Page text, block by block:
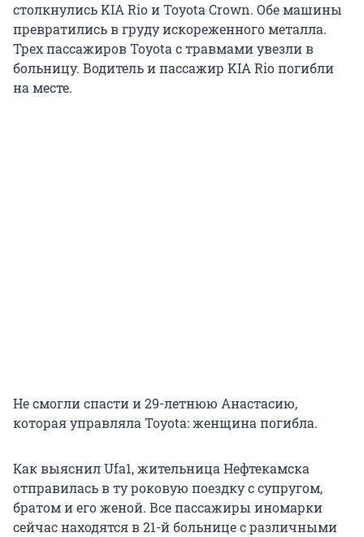
столкнулись KIA Rio и Toyota Crown. Обе машины
превратились в груду искореженного металла.
Трех пассажиров Toyota с травмами увезли в
больницу. Водитель и пассажир KIA Rio погибли
на месте.
Не смогли спасти и 29-летнюю Анастасию,
которая управляла Toyota: женщина погибла.
Как выяснил Ufa1, жительница Нефтекамска
отправилась в ту роковую поездку с супругом,
братом и его женой. Все пассажиры иномарки
сейчас находятся в 21-й больнице с различными